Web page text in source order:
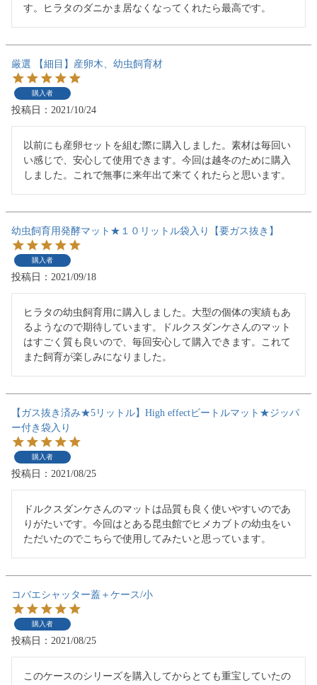
す。ヒラタのダニかま居なくなってくれたら最高です。
厳選 【細目】産卵木、幼虫飼育材
購入者
投稿日 2021/10/24
以前にも産卵セットを組む際に購入しました。素材は毎回い
い感じで、安心して使用できます。今回は越冬のために購入
しました。これで無事に来年出て来てくれたらと思います。
幼虫飼育用発酵マット★１０リットル袋入り【要ガス抜き】
購入者
投稿日 2021/09/18
ヒラタの幼虫飼育用に購入しました。大型の個体の実績もあ
るようなので期待しています。ドルクスダンケさんのマット
はすごく質も良いので、毎回安心して購入できます。これて
また飼育が楽しみになりました。
【ガス抜き済み★5リットル】High effectビートルマット★ジッパ
ー付き袋入り
購入者
投稿日 2021/08/25
ドルクスダンケさんのマットは品質も良く使いやすいのであ
りがたいです。今回はとある昆虫館でヒメカブトの幼虫をい
ただいたのでこちらで使用してみたいと思っています。
コバエシャッター蓋＋ケース/小
購入者
投稿日 2021/08/25
このケースのシリーズを購入してからとても重宝していたの